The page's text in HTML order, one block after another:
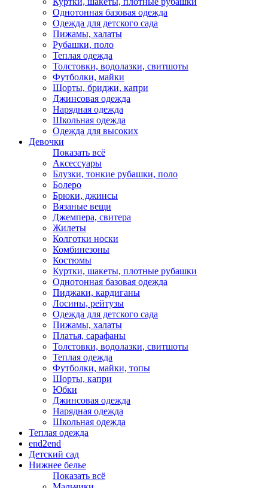
Однотонная базовая одежда
Одежда для детского сада
Пижамы, халаты
Рубашки, поло
Теплая одежда
Толстовки, водолазки, свитшоты
Футболки, майки
Шорты, бриджи, капри
Джинсовая одежда
Нарядная одежда
Школьная одежда
Одежда для высоких
Девочки
Показать всё
Аксессуары
Блузки, тонкие рубашки, поло
Болеро
Брюки, джинсы
Вязаные вещи
Джемпера, свитера
Жилеты
Колготки носки
Комбинезоны
Костюмы
Куртки, шакеты, плотные рубашки
Однотонная базовая одежда
Пиджаки, кардиганы
Лосины, рейтузы
Одежда для детского сада
Пижамы, халаты
Платья, сарафаны
Толстовки, водолазки, свитшоты
Теплая одежда
Футболки, майки, топы
Шорты, капри
Юбки
Джинсовая одежда
Нарядная одежда
Школьная одежда
Теплая одежда
end2end
Детский сад
Нижнее белье
Показать всё